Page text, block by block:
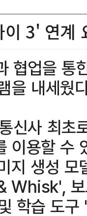
이 3' 연
협업을 통
을 내세웠
신사 최초
이용할 수
지 생성
Whisk',
학습 도